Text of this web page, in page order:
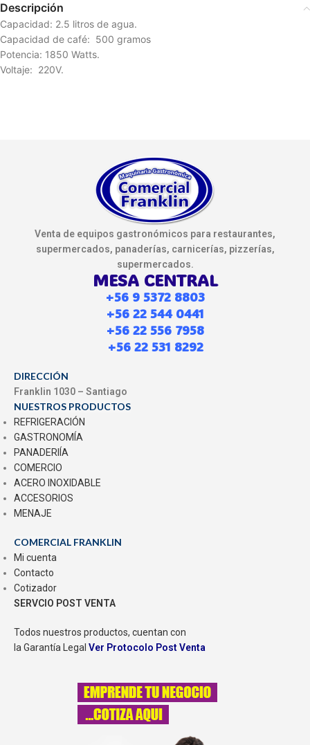
Descripción
Capacidad: 2.5 litros de agua.
Capacidad de café: 500 gramos
Potencia: 1850 Watts.
Voltaje: 220V.
Venta de equipos gastronómicos para restaurantes,
supermercados, panaderías, carnicerías, pizzerías,
supermercados.
MESA CENTRAL
+56 9 5372 8803
+56 22 544 0441
+56 22 556 7958
+56 22 531 8292
DIRECCIÓN
Franklin 1030 – Santiago
NUESTROS PRODUCTOS
REFRIGERACIÓN
GASTRONOMÍA
PANADERIÍA
COMERCIO
ACERO INOXIDABLE
ACCESORIOS
MENAJE
COMERCIAL FRANKLIN
Mi cuenta
Contacto
Cotizador
SERVCIO POST VENTA
Todos nuestros productos, cuentan con
la Garantía Legal Ver Protocolo Post Venta